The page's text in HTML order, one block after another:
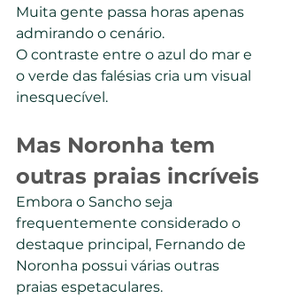
Muita gente passa horas apenas
admirando o cenário.
O contraste entre o azul do mar e
o verde das falésias cria um visual
inesquecível.
Mas Noronha tem
outras praias incríveis
Embora o Sancho seja
frequentemente considerado o
destaque principal, Fernando de
Noronha possui várias outras
praias espetaculares.